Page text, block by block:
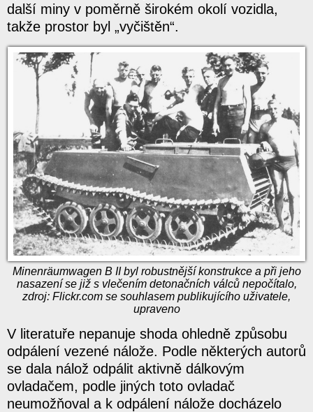
další miny v poměrně širokém okolí vozidla,
takže prostor byl „vyčištěn“.
Minenräumwagen B II byl robustnější konstrukce a při jeho
nasazení se již s vlečením detonačních válců nepočítalo,
zdroj: Flickr.com se souhlasem publikujícího uživatele,
upraveno
V literatuře nepanuje shoda ohledně způsobu
odpálení vezené nálože. Podle některých autorů
se dala nálož odpálit aktivně dálkovým
ovladačem, podle jiných toto ovladač
neumožňoval a k odpálení nálože docházelo